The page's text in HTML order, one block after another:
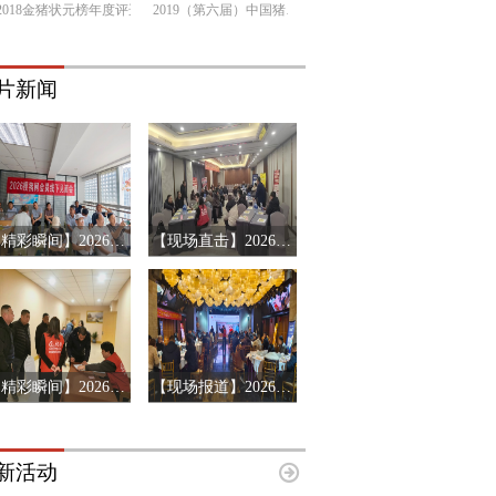
金猪状元榜年度评选 2019（第六届）中国猪产业链市场风险预警年会
新闻
【精彩瞬间】2026搜猪俱乐部会员见面会-山东济南站 【现场直击】2026第十三届猪产业链风险预警年会第三站-辽宁沈阳
【精彩瞬间】2026第十三届猪产业链风险预警年会济南站 【现场报道】2026第十三届中国猪产业链风险预警年会首站-河南郑州
活动